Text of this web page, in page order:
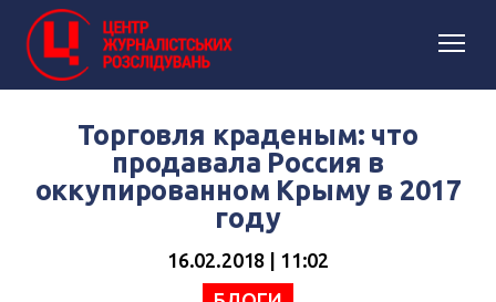
Торговля краденым: что
продавала Россия в
оккупированном Крыму в 2017
году
16.02.2018 | 11:02